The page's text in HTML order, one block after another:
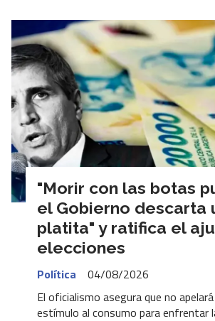
"Morir con las botas
el Gobierno descarta
platita" y ratifica el
elecciones
Política
04/08/2026
El oficialismo asegura que no
estímulo al consumo para enfrentar